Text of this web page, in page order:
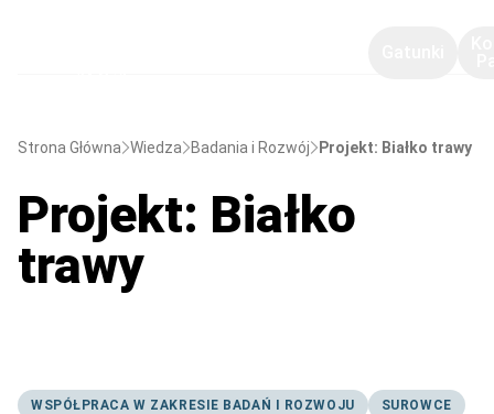
Strona Główna Wiedza Badania i Rozwój Projekt: Białko trawy
WSPÓŁPRACA W ZAKRESIE BADAŃ I ROZWOJU SUROWCE
Projekt: Białko
trawy